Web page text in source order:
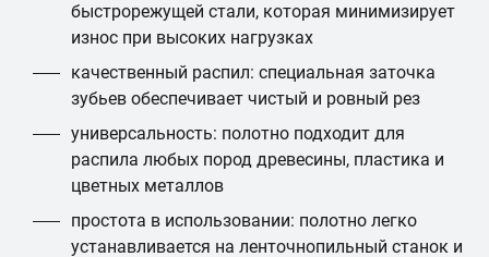
быстрорежущей стали, которая минимизирует
износ при высоких нагрузках
качественный распил: специальная заточка
зубьев обеспечивает чистый и ровный рез
универсальность: полотно подходит для
распила любых пород древесины, пластика и
цветных металлов
простота в использовании: полотно легко
устанавливается на ленточнопильный станок и